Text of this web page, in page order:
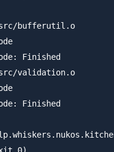
bufferutil.o
Finished
validation.o
Finished